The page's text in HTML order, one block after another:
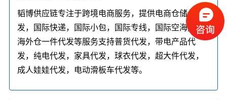
韬博供应链专注于跨境电商服务，提供电商仓储代
发，国际快递，国际小包，国际专线，国际空海运，
海外仓一件代发等服务支持普货代发，带电产品代
发，纯电代发，家具代发，球衣代发，超大件代发，
成人娃娃代发，电动滑板车代发等。